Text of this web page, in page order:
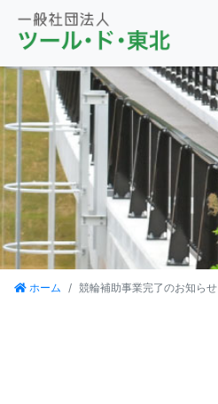
ホーム 競輪補助事業完了のお知らせ